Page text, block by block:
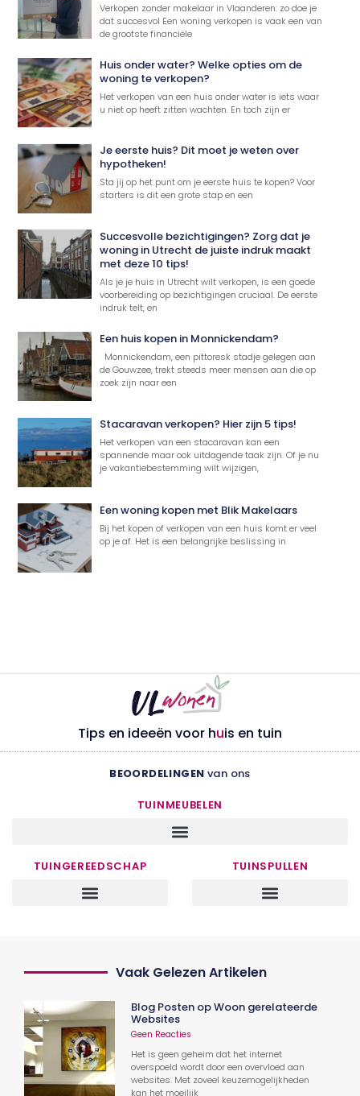
Verkopen zonder makelaar in Vlaanderen: zo doe je
dat succesvol Een woning verkopen is vaak een van
de grootste financiële
Huis onder water? Welke opties om de
woning te verkopen?
Het verkopen van een huis onder water is iets waar
u niet op heeft zitten wachten. En toch zijn er
Je eerste huis? Dit moet je weten over
hypotheken!
Sta jij op het punt om je eerste huis te kopen? Voor
starters is dit een grote stap en een
Succesvolle bezichtigingen? Zorg dat je
woning in Utrecht de juiste indruk maakt
met deze 10 tips!
Als je je huis in Utrecht wilt verkopen, is een goede
voorbereiding op bezichtigingen cruciaal. De eerste
indruk telt, en
Een huis kopen in Monnickendam?
Monnickendam, een pittoresk stadje gelegen aan
de Gouwzee, trekt steeds meer mensen aan die op
zoek zijn naar een
Stacaravan verkopen? Hier zijn 5 tips!
Het verkopen van een stacaravan kan een
spannende maar ook uitdagende taak zijn. Of je nu
je vakantiebestemming wilt wijzigen,
Een woning kopen met Blik Makelaars
Bij het kopen of verkopen van een huis komt er veel
op je af. Het is een belangrijke beslissing in
Tips en ideeën voor huis en tuin
BEOORDELINGEN van ons
TUINMEUBELEN
TUINGEREEDSCHAP TUINSPULLEN
Vaak Gelezen Artikelen
Blog Posten op Woon gerelateerde
Websites
Geen Reacties
Het is geen geheim dat het internet
overspoeld wordt door een overvloed aan
websites. Met zoveel keuzemogelijkheden
kan het moeilijk